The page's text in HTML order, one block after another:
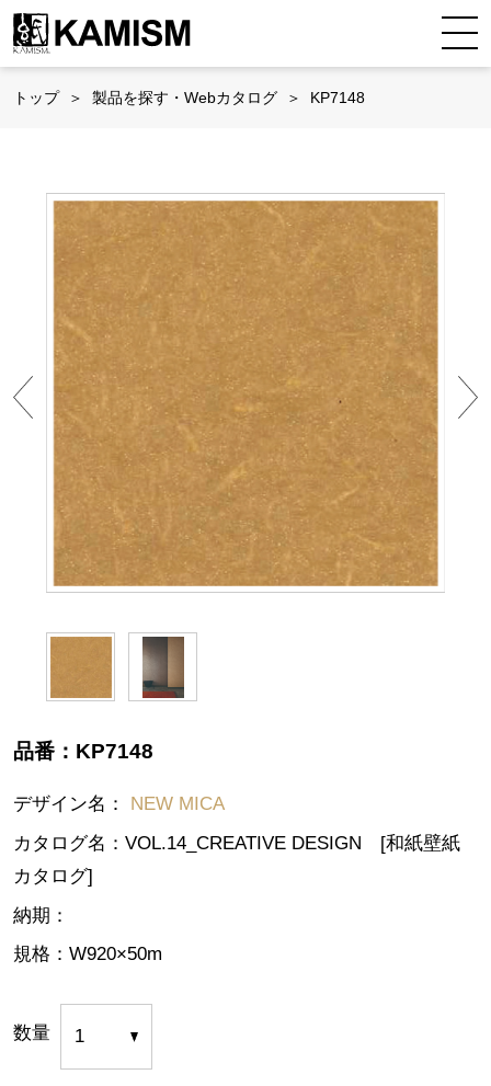
トップ 製品を探す・Webカタログ KP7148
品番： KP7148
デザイン名： NEW MICA
カタログ名： VOL.14_CREATIVE DESIGN [和紙壁紙
カタログ]
納期：
規格： W920×50m
数量